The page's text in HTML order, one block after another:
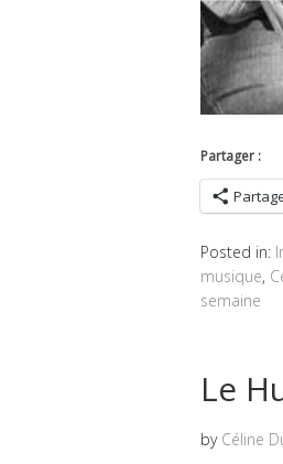
Partager :
Posted in:
musique,
semaine
Le
by Céline